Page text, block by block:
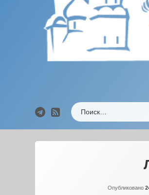
Telegram
RSS
Найти:
Опубликовано